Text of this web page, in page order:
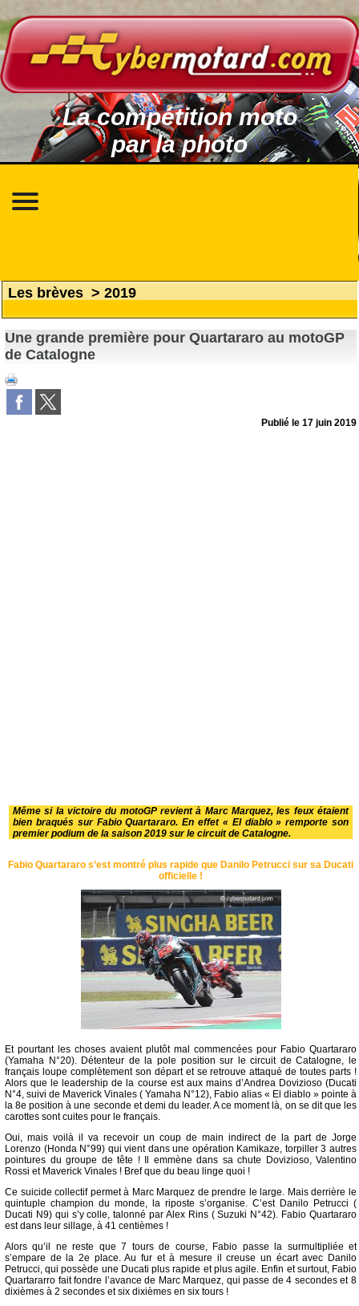
La compétition moto
par la photo
Les brèves > 2019
Une grande première pour Quartararo au motoGP
de Catalogne
Publié le17 juin 2019
Même si la victoire du motoGP revient à Marc Marquez, les feux étaient
bien braqués sur Fabio Quartararo. En effet « El diablo » remporte son
premier podium de la saison 2019 sur le circuit de Catalogne.
Fabio Quartararo s’est montré plus rapide que Danilo Petrucci sur sa Ducati
officielle !
Et pourtant les choses avaient plutôt mal commencées pour Fabio Quartararo
(Yamaha N°20). Détenteur de la pole position sur le circuit de Catalogne, le
français loupe complètement son départ et se retrouve attaqué de toutes parts !
Alors que le leadership de la course est aux mains d’Andrea Dovizioso (Ducati
N°4, suivi de Maverick Vinales ( Yamaha N°12), Fabio alias « El diablo » pointe à
la 8e position à une seconde et demi du leader. A ce moment là, on se dit que les
carottes sont cuites pour le français.
Oui, mais voilà il va recevoir un coup de main indirect de la part de Jorge
Lorenzo (Honda N°99) qui vient dans une opération Kamikaze, torpiller 3 autres
pointures du groupe de tête ! Il emmène dans sa chute Dovizioso, Valentino
Rossi et Maverick Vinales ! Bref que du beau linge quoi !
Ce suicide collectif permet à Marc Marquez de prendre le large. Mais derrière le
quintuple champion du monde, la riposte s’organise. C’est Danilo Petrucci (
Ducati N9) qui s’y colle, talonné par Alex Rins ( Suzuki N°42). Fabio Quartararo
est dans leur sillage, à 41 centièmes !
Alors qu’il ne reste que 7 tours de course, Fabio passe la surmultipliée et
s’empare de la 2e place. Au fur et à mesure il creuse un écart avec Danilo
Petrucci, qui possède une Ducati plus rapide et plus agile. Enfin et surtout, Fabio
Quartararro fait fondre l’avance de Marc Marquez, qui passe de 4 secondes et 8
dixièmes à 2 secondes et six dixièmes en six tours !